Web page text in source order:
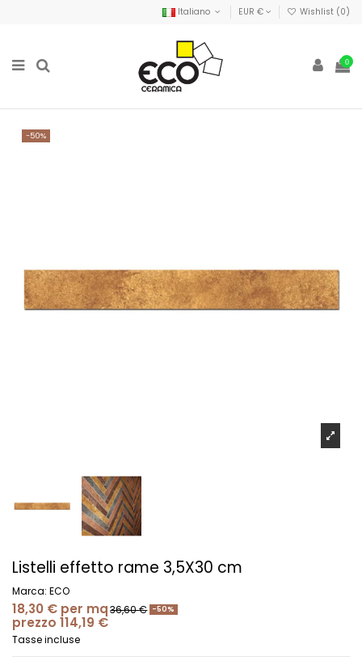
Italiano EUR € Wishlist (0)
0
-50%
Listelli effetto rame 3,5X30 cm
Marca: ECO
18,30 € per mq36,60 € -50%
prezzo 114,19 €
Tasse incluse